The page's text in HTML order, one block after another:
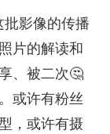
批影像的传播
片的解读和
、被二次🤔
或许有粉丝
，或许有摄